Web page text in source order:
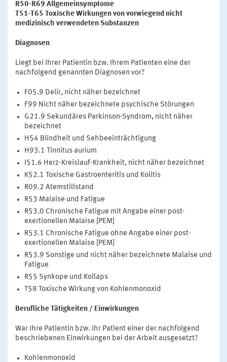
R50-R69 Allgemeinsymptome
T51-T65 Toxische Wirkungen von vorwiegend nicht
medizinisch verwendeten Substanzen
Diagnosen
Liegt bei Ihrer Patientin bzw. Ihrem Patienten eine der
nachfolgend genannten Diagnosen vor?
F05.9 Delir, nicht näher bezeichnet
F99 Nicht näher bezeichnete psychische Störungen
G21.9 Sekundäres Parkinson-Syndrom, nicht näher
bezeichnet
H54 Blindheit und Sehbeeinträchtigung
H93.1 Tinnitus aurium
I51.6 Herz-Kreislauf-Krankheit, nicht näher bezeichnet
K52.1 Toxische Gastroenteritis und Kolitis
R09.2 Atemstillstand
R53 Malaise und Fatigue
R53.0 Chronische Fatigue mit Angabe einer post-
exertionellen Malaise [PEM]
R53.1 Chronische Fatigue ohne Angabe einer post-
exertionellen Malaise [PEM]
R53.9 Sonstige und nicht näher bezeichnete Malaise und
Fatigue
R55 Synkope und Kollaps
T58 Toxische Wirkung von Kohlenmonoxid
Berufliche Tätigkeiten / Einwirkungen
War Ihre Patientin bzw. Ihr Patient einer der nachfolgend
beschriebenen Einwirkungen bei der Arbeit ausgesetzt?
Kohlenmonoxid